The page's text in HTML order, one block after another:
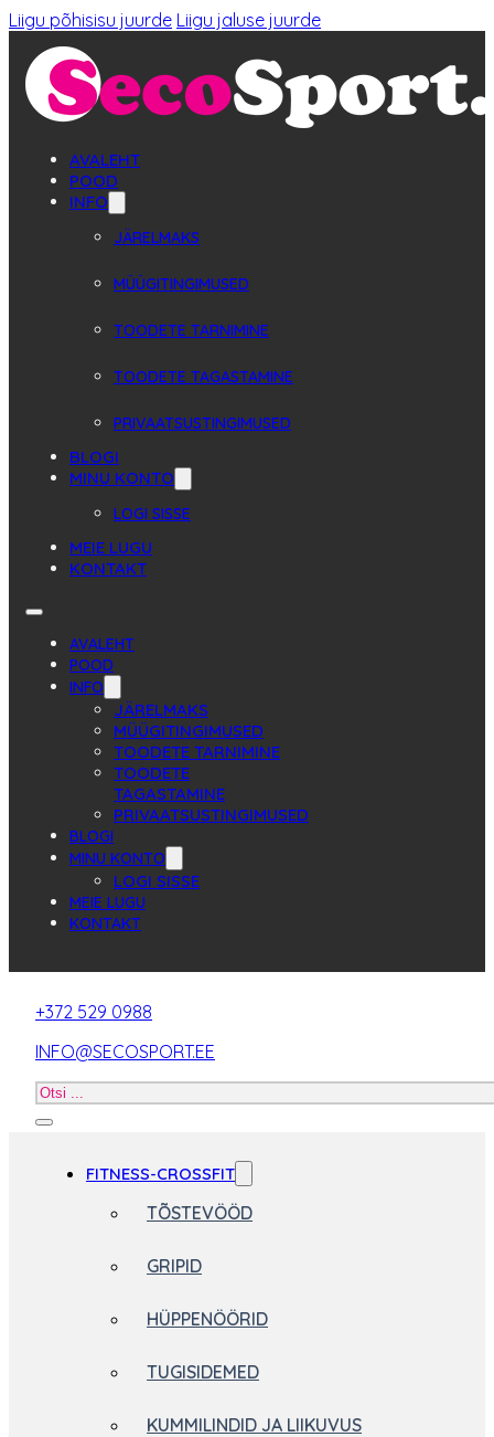
Liigu põhisisu juurde Liigu jaluse juurde
AVALEHT
POOD
INFO
JÄRELMAKS
MÜÜGITINGIMUSED
TOODETE TARNIMINE
TOODETE TAGASTAMINE
PRIVAATSUSTINGIMUSED
BLOGI
MINU KONTO
LOGI SISSE
MEIE LUGU
KONTAKT
AVALEHT
POOD
INFO
JÄRELMAKS
MÜÜGITINGIMUSED
TOODETE TARNIMINE
TOODETE
TAGASTAMINE
PRIVAATSUSTINGIMUSED
BLOGI
MINU KONTO
LOGI SISSE
MEIE LUGU
KONTAKT
+372 529 0988
INFO@SECOSPORT.EE
Otsi
FITNESS-CROSSFIT
TÕSTEVÖÖD
GRIPID
HÜPPENÖÖRID
TUGISIDEMED
KUMMILINDID JA LIIKUVUS